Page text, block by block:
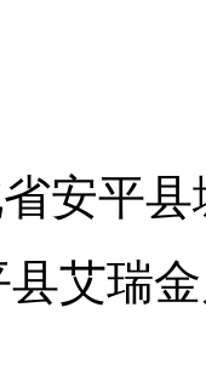
安平
艾瑞